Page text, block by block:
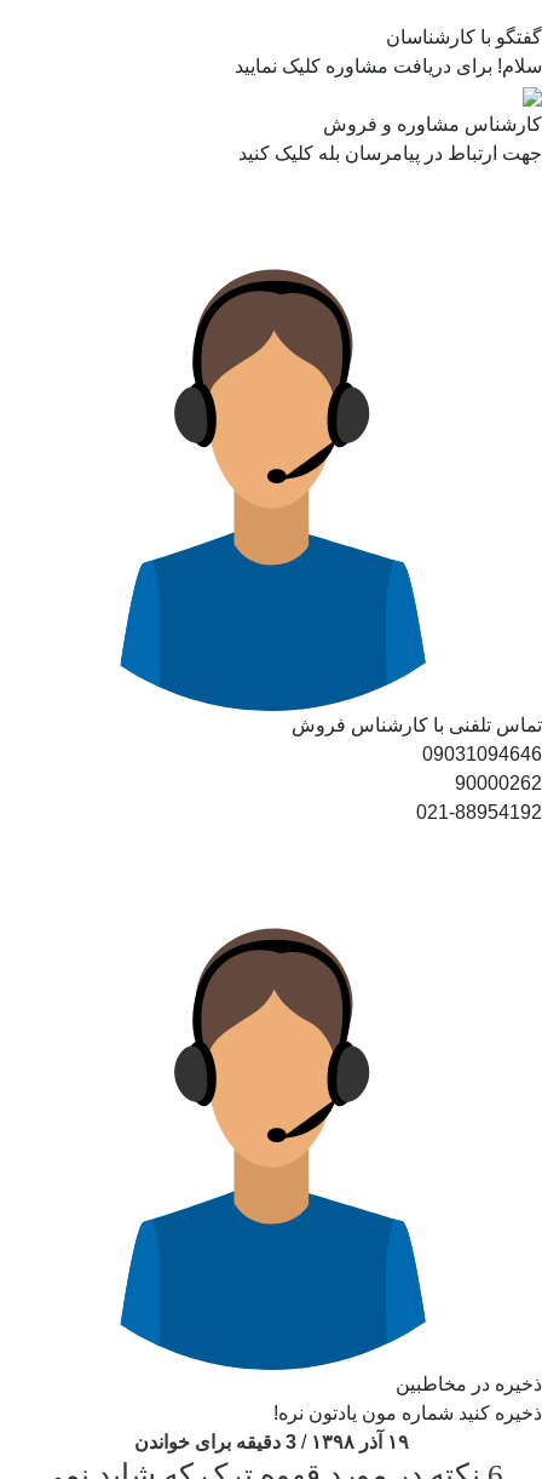
گفتگو با کارشناسان
سلام! برای دریافت مشاوره کلیک نمایید
کارشناس مشاوره و فروش
جهت ارتباط در پیامرسان بله کلیک کنید
تماس تلفنی با کارشناس فروش
09031094646
90000262
021-88954192
ذخیره در مخاطبین
ذخیره کنید شماره مون یادتون نره!
۱۹ آذر ۱۳۹۸
/3 دقیقه برای خواندن